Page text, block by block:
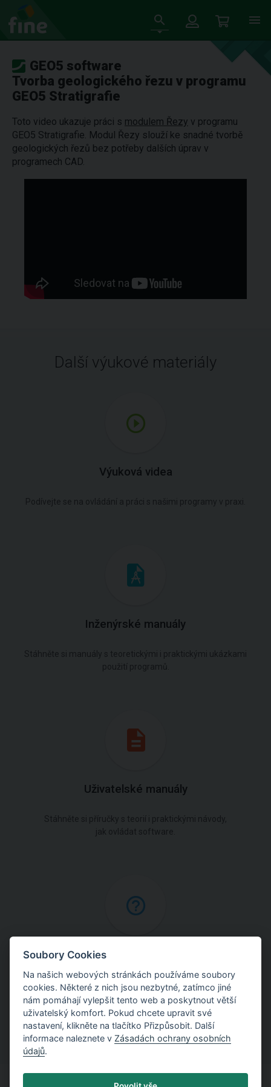
GEO5 software
Tvorba geologického řezu v programu
GEO5 Stratigrafie
Toto video ukazuje práci s modulem Řezy v programu
GEO5 Stratigrafie. Modul Řezy slouží ke snadné tvorbě
geologických řezů bez potřeby dalších úprav v
programech CAD.
Další výukové materiály
Výuková videa
Podívejte se na ovládání a práci s našimi programy v praxi.
Inženýrské manuály
Stáhněte si manuály s teoretickými i praktickými ukázkami
použití programů.
Uživatelské manuály
Stáhněte si příručky s teorií i praktickými návody,
jak ovládat software.
Online nápověda
Najděte podrobné vysvětlení postupů použitých
v programech.
Soubory Cookies
Na našich webových stránkách používáme soubory
cookies. Některé z nich jsou nezbytné, zatímco jiné
nám pomáhají vylepšit tento web a poskytnout větší
uživatelský komfort. Pokud chcete upravit své
nastavení, klikněte na tlačítko Přizpůsobit. Další
informace naleznete v Zásadách ochrany osobních
údajů.